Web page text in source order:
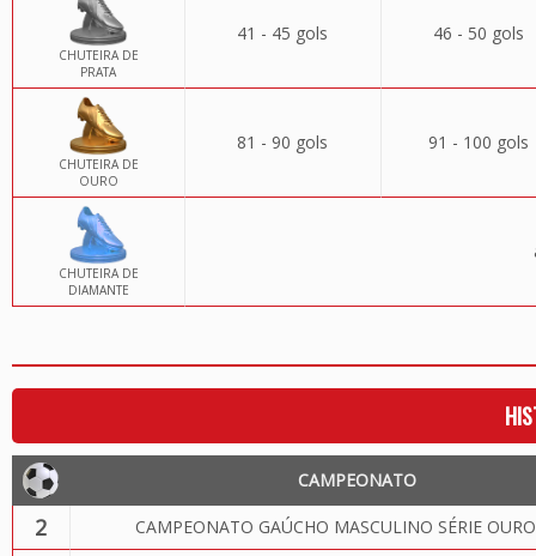
CHUTEIRA DE
PRATA
41 - 45 gols 46 - 50 gols
CHUTEIRA DE
OURO
81 - 90 gols 91 - 100 gols
CHUTEIRA DE
DIAMANTE
CAMPEONATO
2 CAMPEONATO GAÚCHO MASCULINO SÉRIE